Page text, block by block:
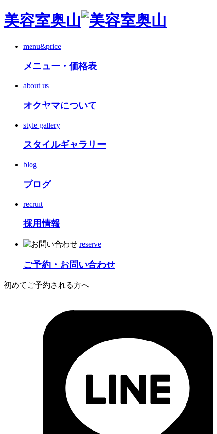
美容室奥山
menu&price
メニュー・価格表
about us
オクヤマについて
style gallery
スタイルギャラリー
blog
ブログ
recruit
採用情報
reserve
ご予約・お問い合わせ
初めてご予約される方へ